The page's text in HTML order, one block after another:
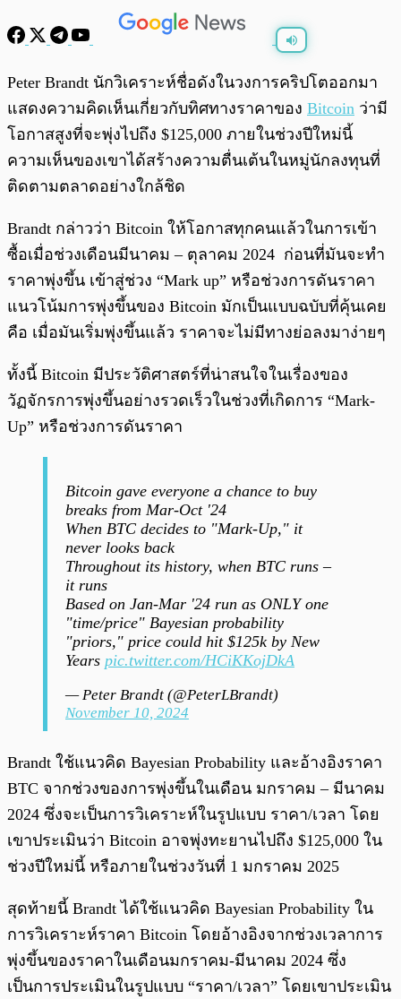
0:00
Peter Brandt นักวิเคราะห์ชื่อดังในวงการคริปโตออกมา
แสดงความคิดเห็นเกี่ยวกับทิศทางราคาของ Bitcoin ว่ามี
โอกาสสูงที่จะพุ่งไปถึง $125,000 ภายในช่วงปีใหม่นี้
ความเห็นของเขาได้สร้างความตื่นเต้นในหมู่นักลงทุนที่
ติดตามตลาดอย่างใกล้ชิด
Brandt กล่าวว่า Bitcoin ให้โอกาสทุกคนแล้วในการเข้า
ซื้อเมื่อช่วงเดือนมีนาคม – ตุลาคม 2024 ก่อนที่มันจะทำ
ราคาพุ่งขึ้น เข้าสู่ช่วง “Mark up” หรือช่วงการดันราคา
แนวโน้มการพุ่งขึ้นของ Bitcoin มักเป็นแบบฉบับที่คุ้นเคย
คือ เมื่อมันเริ่มพุ่งขึ้นแล้ว ราคาจะไม่มีทางย่อลงมาง่ายๆ
ทั้งนี้ Bitcoin มีประวัติศาสตร์ที่น่าสนใจในเรื่องของ
วัฏจักรการพุ่งขึ้นอย่างรวดเร็วในช่วงที่เกิดการ “Mark-
Up” หรือช่วงการดันราคา
Bitcoin gave everyone a chance to buy
breaks from Mar-Oct '24
When BTC decides to "Mark-Up," it
never looks back
Throughout its history, when BTC runs –
it runs
Based on Jan-Mar '24 run as ONLY one
"time/price" Bayesian probability
"priors," price could hit $125k by New
Years pic.twitter.com/HCiKKojDkA
— Peter Brandt (@PeterLBrandt)
November 10, 2024
Brandt ใช้แนวคิด Bayesian Probability และอ้างอิงราคา
BTC จากช่วงของการพุ่งขึ้นในเดือน มกราคม – มีนาคม
2024 ซึ่งจะเป็นการวิเคราะห์ในรูปแบบ ราคา/เวลา โดย
เขาประเมินว่า Bitcoin อาจพุ่งทะยานไปถึง $125,000 ใน
ช่วงปีใหม่นี้ หรือภายในช่วงวันที่ 1 มกราคม 2025
สุดท้ายนี้ Brandt ได้ใช้แนวคิด Bayesian Probability ใน
การวิเคราะห์ราคา Bitcoin โดยอ้างอิงจากช่วงเวลาการ
พุ่งขึ้นของราคาในเดือนมกราคม-มีนาคม 2024 ซึ่ง
เป็นการประเมินในรูปแบบ “ราคา/เวลา” โดยเขาประเมิน